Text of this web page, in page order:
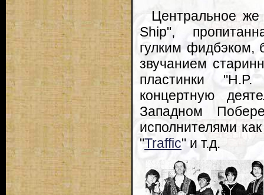
Центральное
Ship",
гулким фидбэком,
звучанием
пластинки
концертную
Западном
исполнителями
"Traffic" и т.д.